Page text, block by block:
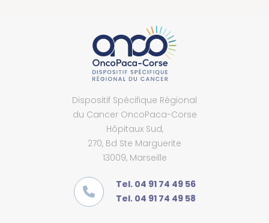
Dispositif Spécifique Régional
du Cancer OncoPaca-Corse
Hôpitaux Sud,
270, Bd Ste Marguerite
13009, Marseille
Tel. 04 91 74 49 56
Tel. 04 91 74 49 58